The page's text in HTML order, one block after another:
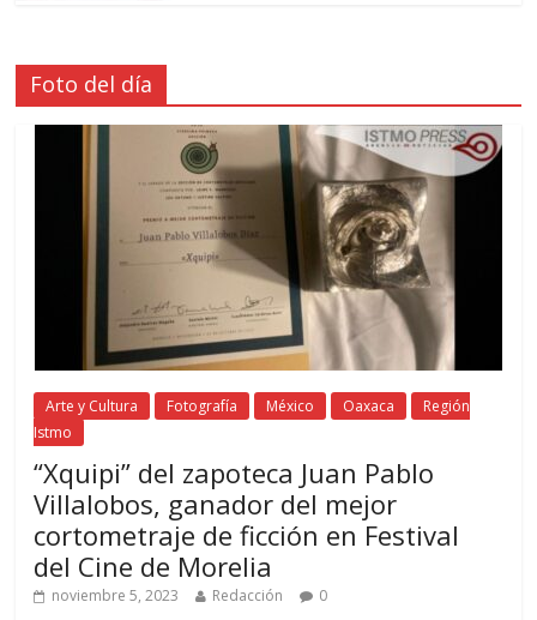
Foto del día
Arte y Cultura Fotografía México Oaxaca
Región
Istmo
“Xquipi” del zapoteca Juan Pablo
Villalobos, ganador del mejor
cortometraje de ficción en Festival
del Cine de Morelia
noviembre 5, 2023 Redacción 0